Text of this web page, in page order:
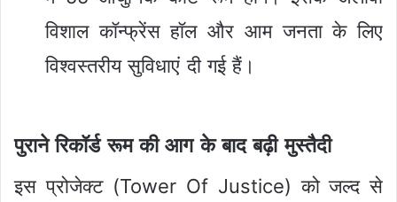
विशाल कॉन्फ्रेंस हॉल और आम जनता के लिए
विश्वस्तरीय सुविधाएं दी गई हैं।
पुराने रिकॉर्ड रूम की आग के बाद बढ़ी मुस्तैदी
इस प्रोजेक्ट (Tower Of Justice) को जल्द से